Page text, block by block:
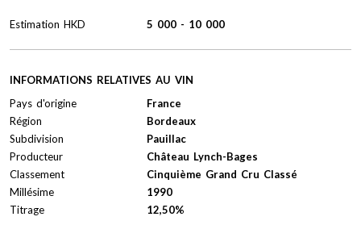
INFORMATIONS RELATIVES AU VIN
Pays d'origine
France
Région
Bordeaux
Subdivision
Pauillac
Producteur
Château Lynch-Bages
Classement
Cinquième Grand Cru Classé
Millésime
1990
Titrage
12,50%
Estimation HKD 5 000 - 10 000